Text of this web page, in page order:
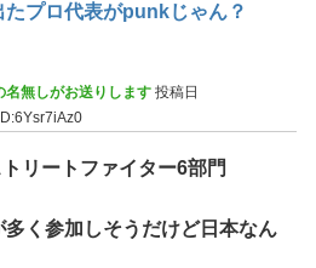
たプロ代表がpunkじゃん？
名無しがお送りします 投稿日
リートファイター6部門
く参加しそうだけど日本なん